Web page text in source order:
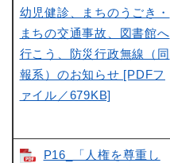
幼児健診、まちのうごき・
まちの交通事故、図書館へ
行こう、防災行政無線（同
報系）のお知らせ [PDFフ
ァイル／679KB]
P16_「人権を尊重し